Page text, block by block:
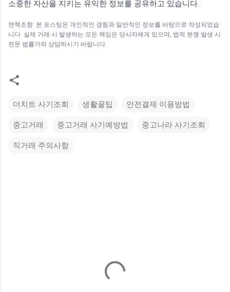
소중한 자산을 지키는 유익한 정보를 공유하고 있습니다.
면책조항: 본 포스팅은 개인적인 경험과 일반적인 정보를 바탕으로 작성되었습
니다. 실제 거래 시 발생하는 모든 책임은 당사자에게 있으며, 법적 분쟁 발생 시
전문 법률가와 상담하시기 바랍니다.
더치트 사기조회 생활꿀팁 안전결제 이용방법
중고거래 중고거래 사기예방법 중고나라 사기조회
직거래 주의사항